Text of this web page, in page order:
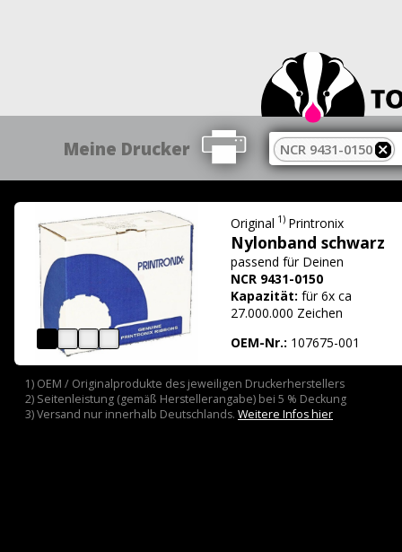
Meine Drucker NCR 9431-0150
Original 1) Printronix
Nylonband schwarz
passend für Deinen
NCR 9431-0150
Kapazität: für 6x ca
27.000.000 Zeichen
OEM-Nr.: 107675-001
1) OEM / Originalprodukte des jeweiligen Druckerherstellers
2) Seitenleistung (gemäß Herstellerangabe) bei 5 % Deckung
3) Versand nur innerhalb Deutschlands. Weitere Infos hier